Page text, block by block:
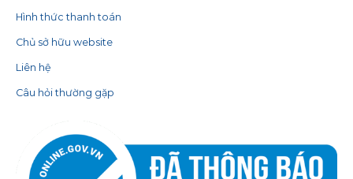
Hình thức thanh toán
Chủ sở hữu website
Liên hệ
Câu hỏi thường gặp